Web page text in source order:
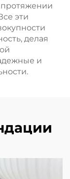
эти
делая
и